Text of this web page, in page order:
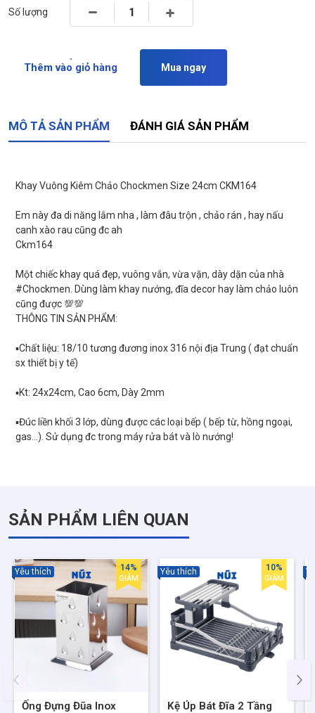
Số lượng
Thêm vào giỏ hàng Mua ngay
MÔ TẢ SẢN PHẨM ĐÁNH GIÁ SẢN PHẨM
Khay Vuông Kiêm Chảo Chockmen Size 24cm CKM164
Em này đa di năng lắm nha , làm đâu trộn , chảo rán , hay nấu
canh xào rau cũng đc ah
Ckm164
Một chiếc khay quá đẹp, vuông vắn, vừa vặn, dày dặn của nhà
#Chockmen. Dùng làm khay nướng, đĩa decor hay làm chảo luôn
cũng được 💯💯
THÔNG TIN SẢN PHẨM:
▪️Chất liệu: 18/10 tương đương inox 316 nội địa Trung ( đạt chuẩn
sx thiết bị y tế)
▪️Kt: 24x24cm, Cao 6cm, Dày 2mm
▪️Đúc liền khối 3 lớp, dùng được các loại bếp ( bếp từ, hồng ngoại,
SẢN PHẨM LIÊN QUAN
Ống Đựng Đũa Inox
Yêu thích 14%
GIẢM
Kệ Úp Bát Đĩa 2 Tầng
Yêu thích 10%
GIẢM